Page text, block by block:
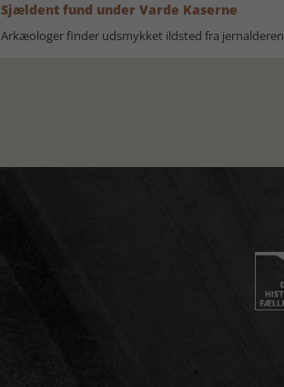
Sjældent fund under Varde Kaserne
Arkæologer finder udsmykket ildsted fra jernalderen